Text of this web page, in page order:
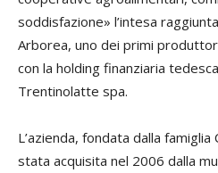
soddisfazione» l’intesa
Arborea, uno dei primi
con la holding finanziaria
Trentinolatte spa.
L’azienda, fondata dalla
stata acquisita nel 2006 dalla